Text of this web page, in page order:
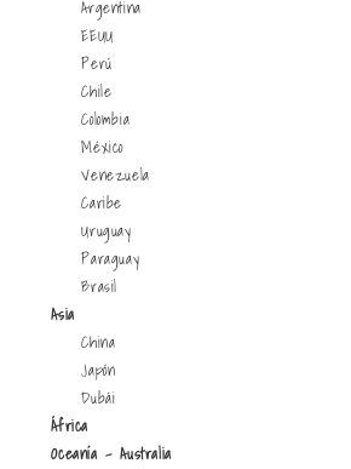
Argentina
EEUU
Perú
Chile
Colombia
México
Venezuela
Caribe
Uruguay
Paraguay
Brasil
Asia
China
Japón
Dubái
África
Oceanía - Australia